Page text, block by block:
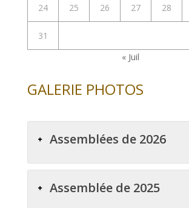
24 25 26 27 28
31
« Juil
GALERIE PHOTOS
Assemblées de 2026
Assemblée de 2025